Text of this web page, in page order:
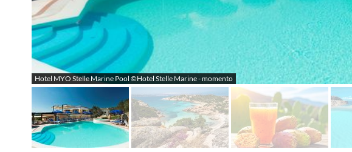
Hotel MYO Stelle Marine Pool ©Hotel Stelle Marine - momento